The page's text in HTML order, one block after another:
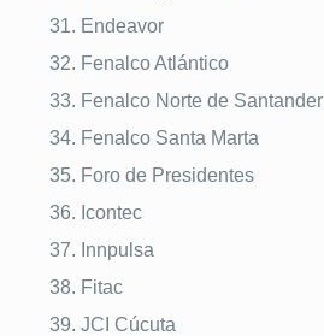
Endeavor
Fenalco Atlántico
Fenalco Norte de Santander
Fenalco Santa Marta
Foro de Presidentes
Icontec
Innpulsa
Fitac
JCI Cúcuta